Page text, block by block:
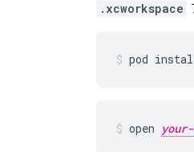
.xcworkspace
pod
open